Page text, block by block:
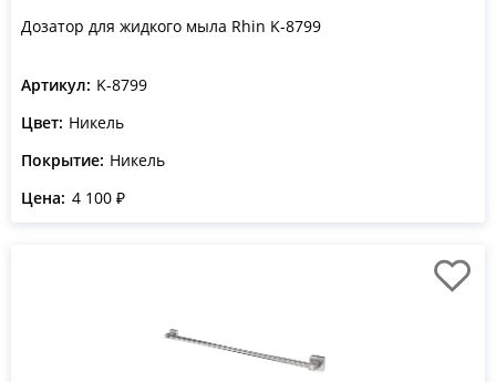
Дозатор для жидкого мыла Rhin K-8799
Артикул: K-8799
Цвет: Никель
Покрытие: Никель
Цена: 4 100 ₽